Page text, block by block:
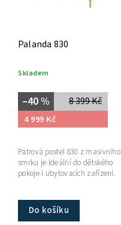
Palanda 830
Skladem
8 399 Kč
–40 %
4 999 Kč
Do košíku
Patrová postel 830 z masivního
smrku je ideální do dětského
pokoje i ubytovacích zařízení.